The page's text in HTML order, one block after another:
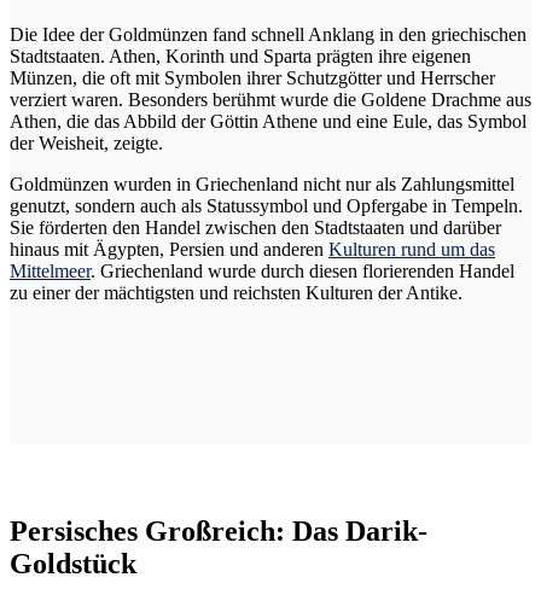
Die Idee der Goldmünzen fand schnell Anklang in den griechischen
Stadtstaaten. Athen, Korinth und Sparta prägten ihre eigenen
Münzen, die oft mit Symbolen ihrer Schutzgötter und Herrscher
verziert waren. Besonders berühmt wurde die Goldene Drachme aus
Athen, die das Abbild der Göttin Athene und eine Eule, das Symbol
der Weisheit, zeigte.
Goldmünzen wurden in Griechenland nicht nur als Zahlungsmittel
genutzt, sondern auch als Statussymbol und Opfergabe in Tempeln.
Sie förderten den Handel zwischen den Stadtstaaten und darüber
hinaus mit Ägypten, Persien und anderen Kulturen rund um das
Mittelmeer. Griechenland wurde durch diesen florierenden Handel
zu einer der mächtigsten und reichsten Kulturen der Antike.
Persisches Großreich: Das Darik-
Goldstück